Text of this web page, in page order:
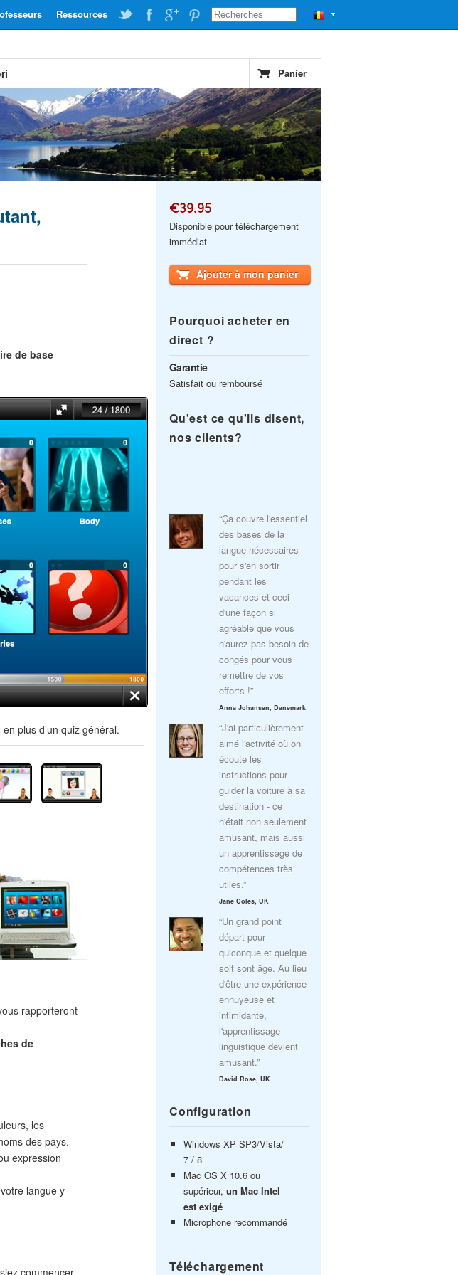
▼
Ressources
Panier
de base
plus d’un quiz général.
rapporteront
de
les
des pays.
expression
langue y
commencer
€39.95
Disponible pour téléchargement
immédiat
Ajouter à mon panier
Pourquoi acheter en
direct ?
Garantie
Satisfait ou remboursé
Qu'est ce qu'ils disent,
nos clients?
“Ça couvre l'essentiel
des bases de la
langue nécessaires
pour s'en sortir
pendant les
vacances et ceci
d'une façon si
agréable que vous
n'aurez pas besoin de
congés pour vous
remettre de vos
efforts !”
Anna Johansen, Danemark
“J'ai particulièrement
aimé l'activité où on
écoute les
instructions pour
guider la voiture à sa
destination - ce
n'était non seulement
amusant, mais aussi
un apprentissage de
compétences très
utiles.”
Jane Coles, UK
“Un grand point
départ pour
quiconque et quelque
soit sont âge. Au lieu
d'être une expérience
ennuyeuse et
intimidante,
l'apprentissage
linguistique devient
amusant.”
David Rose, UK
Configuration
Windows XP SP3/Vista/
7 / 8
Mac OS X 10.6 ou
supérieur, un Mac Intel
est exigé
Microphone recommandé
Téléchargement